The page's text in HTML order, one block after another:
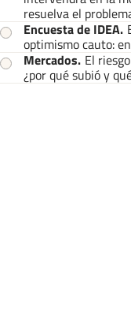
resuelva el
Encuesta de IDEA.
optimismo cauto:
Mercados. El
¿por qué subió y